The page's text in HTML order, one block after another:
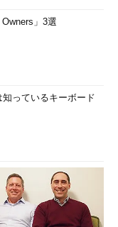
」3選
知っているキーボード